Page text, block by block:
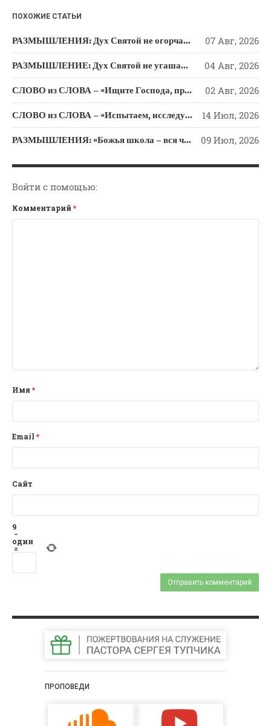
Притчи
Проповедь-Аудио
Проповедь-Видео
Семинар "Второе
Пришествие ИХ"
Семинары Для Лидеров/
Цитата
k ni
ki
ПОХОЖИЕ СТАТЬИ
РАЗМЫШЛЕНИЯ: Дух Святой не огорчайте и не оскорбляйте! 07 Авг, 2026
РАЗМЫШЛЕНИЕ: Дух Святой не угашайте! 04 Авг, 2026
СЛОВО из СЛОВА – «Ищите Господа, призывайте Его» (Исаии 55) 02 Авг, 2026
СЛОВО из СЛОВА – «Испытаем, исследуем пути свои и обратимся к Господу» 14 Июл, 2026
РАЗМЫШЛЕНИЯ: «Божья школа – вся человеческая жизнь» 09 Июл, 2026
Войти с помощью:
Комментарий *
Имя *
Email *
Сайт
9
−
один
=
ПРОПОВЕДИ